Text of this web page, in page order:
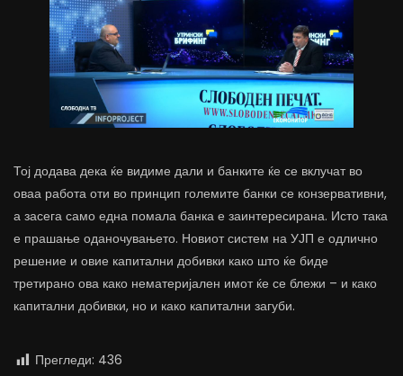
Тој додава дека ќе видиме дали и банките ќе се вклучат во
оваа работа оти во принцип големите банки се конзервативни,
а засега само една помала банка е заинтересирана. Исто така
е прашање оданочувањето. Новиот систем на УЈП е одлично
решение и овие капитални добивки како што ќе биде
третирано ова како нематеријален имот ќе се блежи – и како
капитални добивки, но и како капитални загуби.
Прегледи: 436